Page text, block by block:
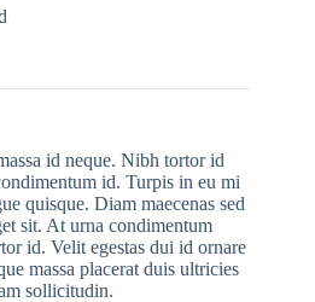
id neque. Nibh tortor id
id. Turpis in eu mi
quisque. Diam maecenas sed
sit. At urna condimentum
id. Velit egestas dui id ornare
massa placerat duis ultricies
sollicitudin.